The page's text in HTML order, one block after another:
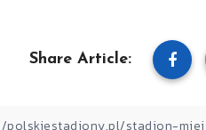
Share Article: